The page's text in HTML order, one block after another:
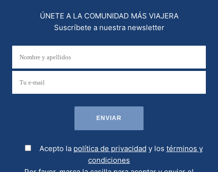
ÚNETE A LA COMUNIDAD MÁS VIAJERA
Suscríbete a nuestra newsletter
Acepto la política de privacidad y los términos y
condiciones